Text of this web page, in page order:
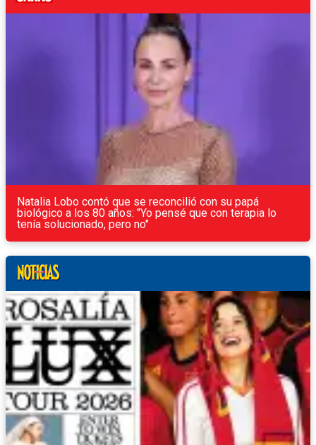
Natalia Lobo contó que se reconcilió con su papá
biológico a los 80 años: "Yo pensé que con terapia lo
tenía solucionado, pero no"